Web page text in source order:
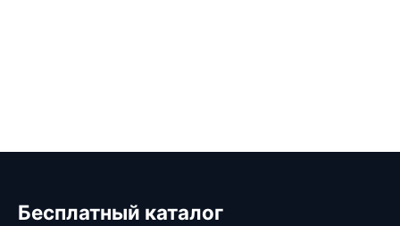
Бесплатный каталог